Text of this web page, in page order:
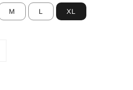
M L XL